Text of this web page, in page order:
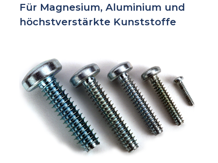
Für Magnesium, Aluminium und
höchstverstärkte Kunststoffe